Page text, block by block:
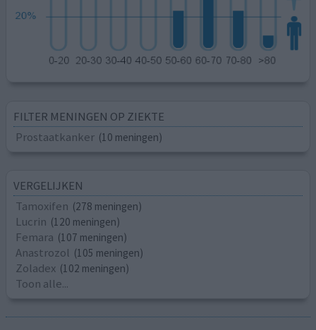
FILTER MENINGEN OP ZIEKTE
Prostaatkanker (10 meningen)
VERGELIJKEN
Tamoxifen (278 meningen)
Lucrin (120 meningen)
Femara (107 meningen)
Anastrozol (105 meningen)
Zoladex (102 meningen)
Toon alle...